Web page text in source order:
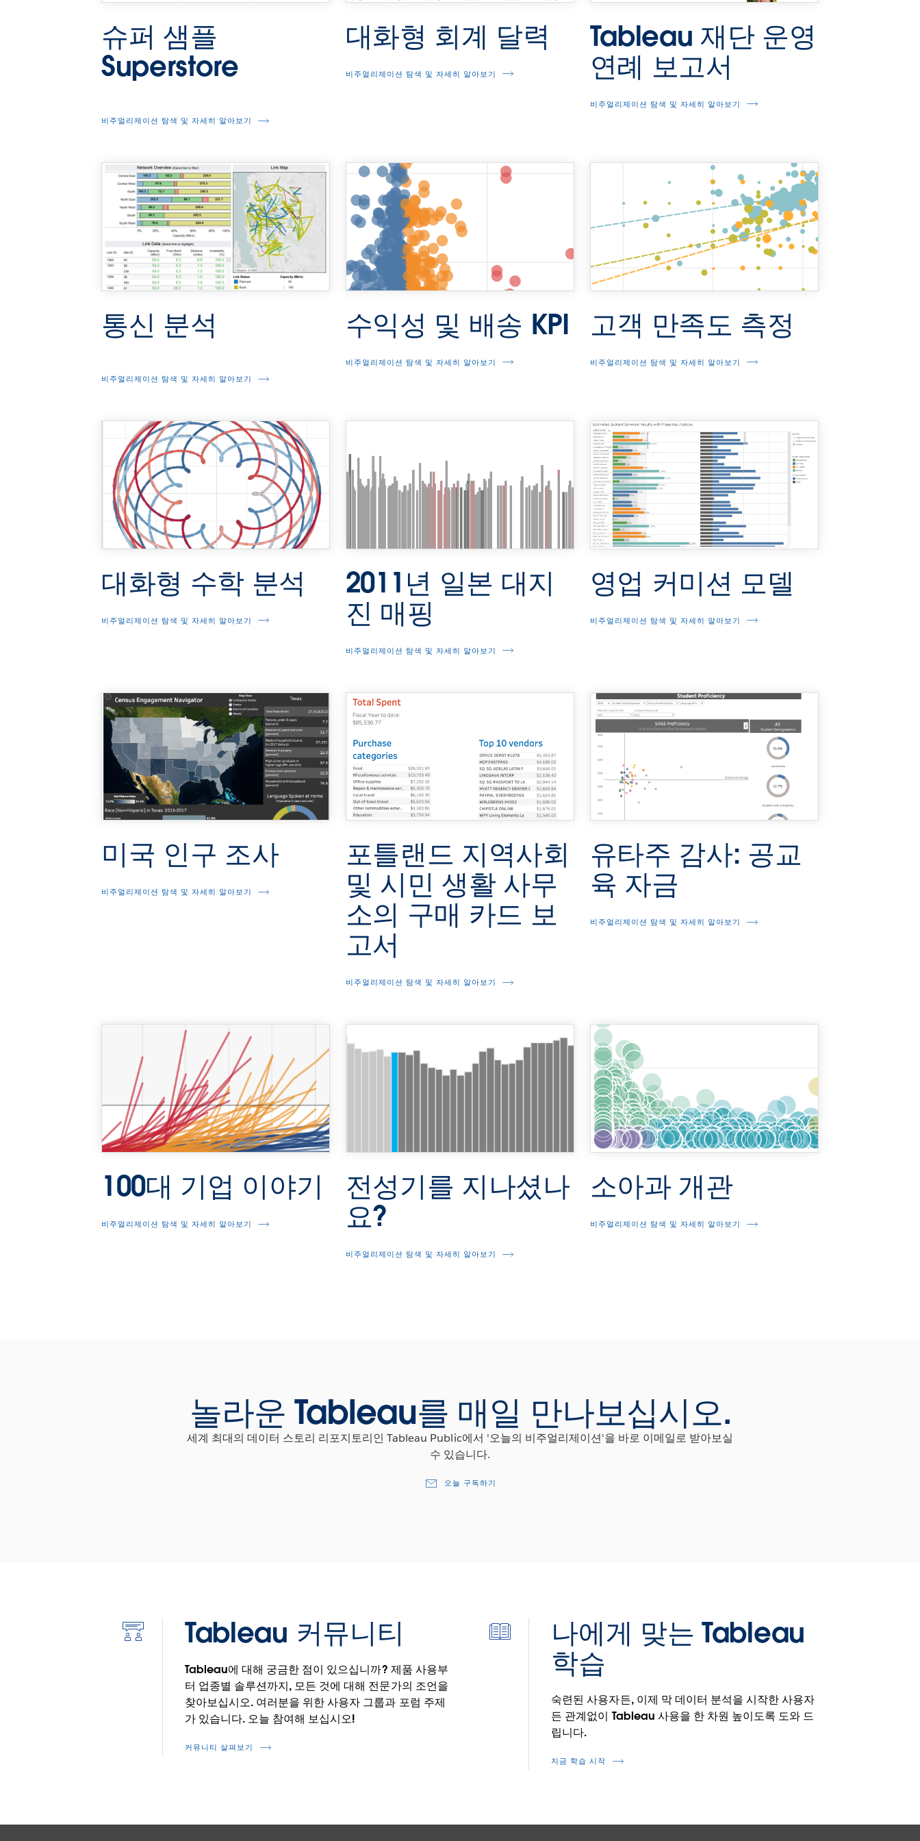
슈퍼 샘플
Superstore
비주얼리제이션 탐색 및 자세히 알아보기
대화형 회계 달력
비주얼리제이션 탐색 및 자세히 알아보기
Tableau 재단 운영
연례 보고서
비주얼리제이션 탐색 및 자세히 알아보기
통신 분석
비주얼리제이션 탐색 및 자세히 알아보기
수익성 및 배송 KPI
비주얼리제이션 탐색 및 자세히 알아보기
고객 만족도 측정
비주얼리제이션 탐색 및 자세히 알아보기
대화형 수학 분석
비주얼리제이션 탐색 및 자세히 알아보기
2011년 일본 대지
진 매핑
비주얼리제이션 탐색 및 자세히 알아보기
영업 커미션 모델
비주얼리제이션 탐색 및 자세히 알아보기
미국 인구 조사
비주얼리제이션 탐색 및 자세히 알아보기
포틀랜드 지역사회
및 시민 생활 사무
소의 구매 카드 보
고서
비주얼리제이션 탐색 및 자세히 알아보기
유타주 감사: 공교
육 자금
비주얼리제이션 탐색 및 자세히 알아보기
100대 기업 이야기
비주얼리제이션 탐색 및 자세히 알아보기
전성기를 지나셨나
요?
비주얼리제이션 탐색 및 자세히 알아보기
소아과 개관
비주얼리제이션 탐색 및 자세히 알아보기
놀라운 Tableau를 매일 만나보십시오.
세계 최대의 데이터 스토리 리포지토리인 Tableau Public에서 '오늘의 비주얼리제이션'을 바로 이메일로 받아보실
수 있습니다.
오늘 구독하기
statistics
Tableau 커뮤니티
Tableau에 대해 궁금한 점이 있으십니까? 제품 사용부
터 업종별 솔루션까지, 모든 것에 대해 전문가의 조언을
찾아보십시오. 여러분을 위한 사용자 그룹과 포럼 주제
가 있습니다. 오늘 참여해 보십시오!
커뮤니티 살펴보기
나에게 맞는 Tableau
학습
숙련된 사용자든, 이제 막 데이터 분석을 시작한 사용자
든 관계없이 Tableau 사용을 한 차원 높이도록 도와 드
립니다.
지금 학습 시작